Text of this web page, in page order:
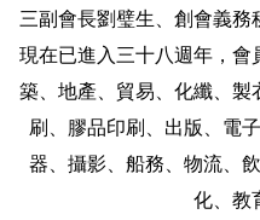
三副會長劉璧生、創會義務
現在已進入三十八週年，會
築、地產、貿易、化纖、製
刷、膠品印刷、出版、電
器、攝影、船務、物流、
化、教